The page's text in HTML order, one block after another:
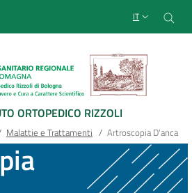
IT
ORTOPEDICO RIZZOLI
Malattie e Trattamenti / Artroscopia D'anca